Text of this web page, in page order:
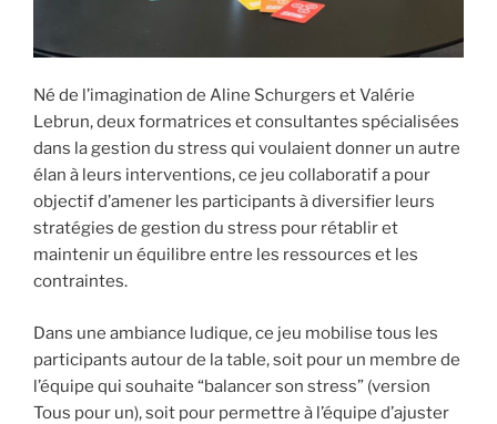
Né de l’imagination de Aline Schurgers et Valérie
Lebrun, deux formatrices et consultantes spécialisées
dans la gestion du stress qui voulaient donner un autre
élan à leurs interventions, ce jeu collaboratif a pour
objectif d’amener les participants à diversifier leurs
stratégies de gestion du stress pour rétablir et
maintenir un équilibre entre les ressources et les
contraintes.
Dans une ambiance ludique, ce jeu mobilise tous les
participants autour de la table, soit pour un membre de
l’équipe qui souhaite “balancer son stress” (version
Tous pour un), soit pour permettre à l’équipe d’ajuster